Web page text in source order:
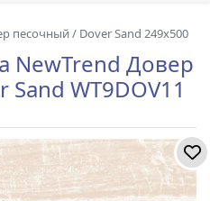
песочный / Dover Sand 249x500
NewTrend Довер
WT9DOV11